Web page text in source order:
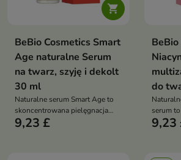

BeBio Cosmetics Smart
Age naturalne Serum
na twarz, szyję i dekolt
30 ml
Naturalne serum Smart Age to
skoncentrowana pielęgnacja
anti-aging, która wygładza
9,23 £
do
serum
reguluje
9,23